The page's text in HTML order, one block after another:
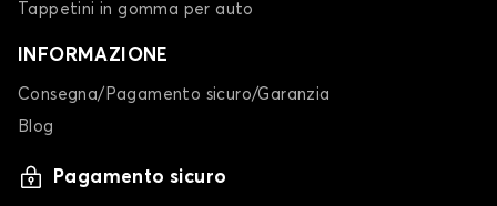
Tappetini in gomma per auto
INFORMAZIONE
Consegna/Pagamento sicuro/Garanzia
Blog
Pagamento sicuro